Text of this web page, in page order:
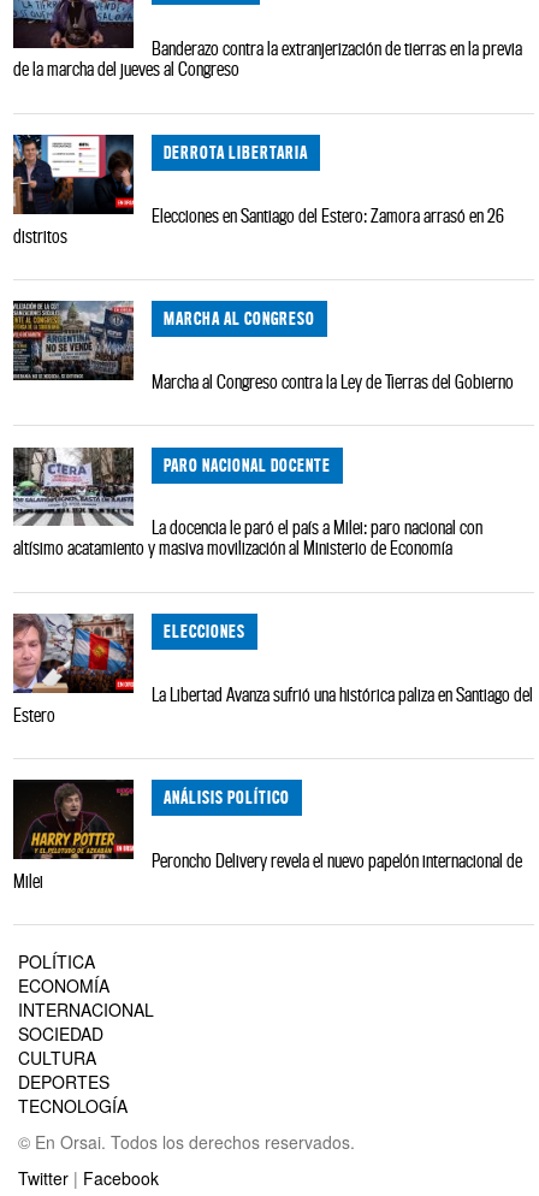
Banderazo contra la extranjerización de tierras en la previa
de la marcha del jueves al Congreso
DERROTA LIBERTARIA
Elecciones en Santiago del Estero: Zamora arrasó en 26
distritos
MARCHA AL CONGRESO
Marcha al Congreso contra la Ley de Tierras del Gobierno
PARO NACIONAL DOCENTE
La docencia le paró el país a Milei: paro nacional con
altísimo acatamiento y masiva movilización al Ministerio de Economía
ELECCIONES
La Libertad Avanza sufrió una histórica paliza en Santiago del
Estero
ANÁLISIS POLÍTICO
Peroncho Delivery revela el nuevo papelón internacional de
Milei
POLÍTICA
ECONOMÍA
INTERNACIONAL
SOCIEDAD
CULTURA
DEPORTES
TECNOLOGÍA
© En Orsai. Todos los derechos reservados.
Twitter | Facebook